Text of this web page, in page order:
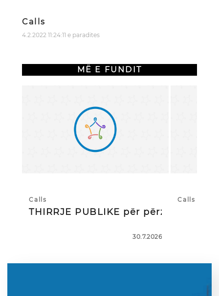
Calls
4.2.2022 11:24:11 e paradites
MË E FUNDIT
Calls
THIRRJE PUBLIKE për përzgjedhj
30.7.2026
Calls